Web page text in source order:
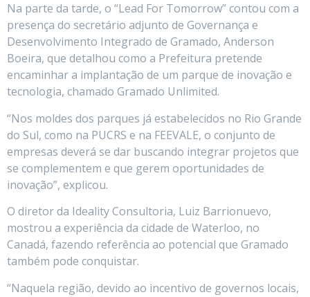
Na parte da tarde, o “Lead For Tomorrow” contou com a
presença do secretário adjunto de Governança e
Desenvolvimento Integrado de Gramado, Anderson
Boeira, que detalhou como a Prefeitura pretende
encaminhar a implantação de um parque de inovação e
tecnologia, chamado Gramado Unlimited.
“Nos moldes dos parques já estabelecidos no Rio Grande
do Sul, como na PUCRS e na FEEVALE, o conjunto de
empresas deverá se dar buscando integrar projetos que
se complementem e que gerem oportunidades de
inovação”, explicou.
O diretor da Ideality Consultoria, Luiz Barrionuevo,
mostrou a experiência da cidade de Waterloo, no
Canadá, fazendo referência ao potencial que Gramado
também pode conquistar.
“Naquela região, devido ao incentivo de governos locais,